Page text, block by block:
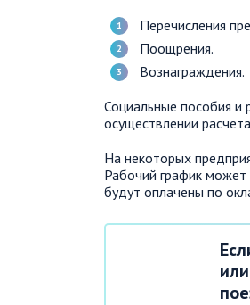
Перечисления
Поощрения.
Вознаграждения.
Социальные пособия и
осуществлении
На некоторых
Рабочий график
будут оплачены по